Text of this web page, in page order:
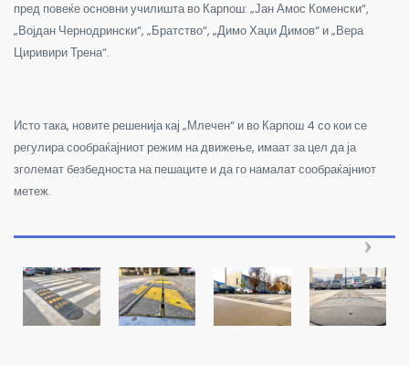
пред повеќе основни училишта во Карпош: „Јан Амос Коменски“,
„Војдан Чернодрински“, „Братство“, „Димо Хаџи Димов“ и „Вера
Циривири Трена“.
Исто така, новите решенија кај „Млечен“ и во Карпош 4 со кои се
регулира сообраќајниот режим на движење, имаат за цел да ја
зголемат безбедноста на пешаците и да го намалат сообраќајниот
метеж.